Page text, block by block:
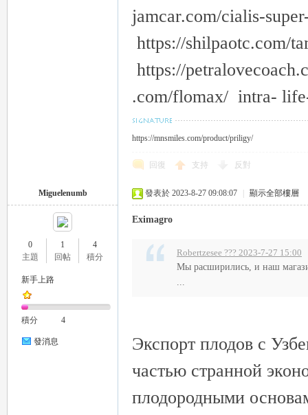
jamcar.com/cialis-
https://shilpaotc.com/
https://
.com/flomax/ intra-
https://mnsmiles.com/product/priligy/
回復 支持 反對
Miguelenumb
0
主題
1
回帖
4
積分
新手上路
積分 4
發消息
發表於 2023-8-27 09:08:07 顯示全部樓層
Eximagro
Robertzesee ??? 2023-7-27 15:00
Мы расширились, и наш
...
Экспорт плодов с
частью странной
плодородными